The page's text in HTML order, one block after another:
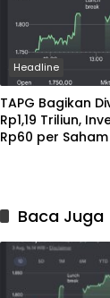
Headline
TAPG Bagikan
Rp1,19 Triliun,
Rp60 per Saham
Baca Juga